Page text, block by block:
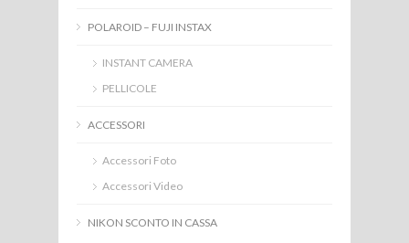
POLAROID – FUJI INSTAX
INSTANT CAMERA
PELLICOLE
ACCESSORI
Accessori Foto
Accessori Video
NIKON SCONTO IN CASSA